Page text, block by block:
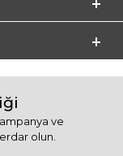
ve
olun.